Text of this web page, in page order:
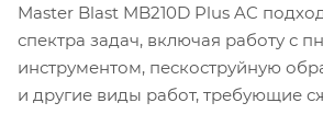
Master Blast MB210D Plus AC
спектра задач, включая работу с
инструментом, пескоструйную
и другие виды работ, требующие